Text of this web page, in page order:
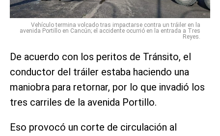
Vehículo termina volcado tras impactarse contra un tráiler en la
avenida Portillo en Cancún; el accidente ocurrió en la entrada a Tres
Reyes.
De acuerdo con los peritos de Tránsito, el
conductor del tráiler estaba haciendo una
maniobra para retornar, por lo que invadió los
tres carriles de la avenida Portillo.
Eso provocó un corte de circulación al